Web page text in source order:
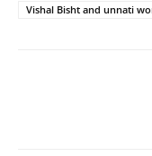
Vishal Bisht and unnati